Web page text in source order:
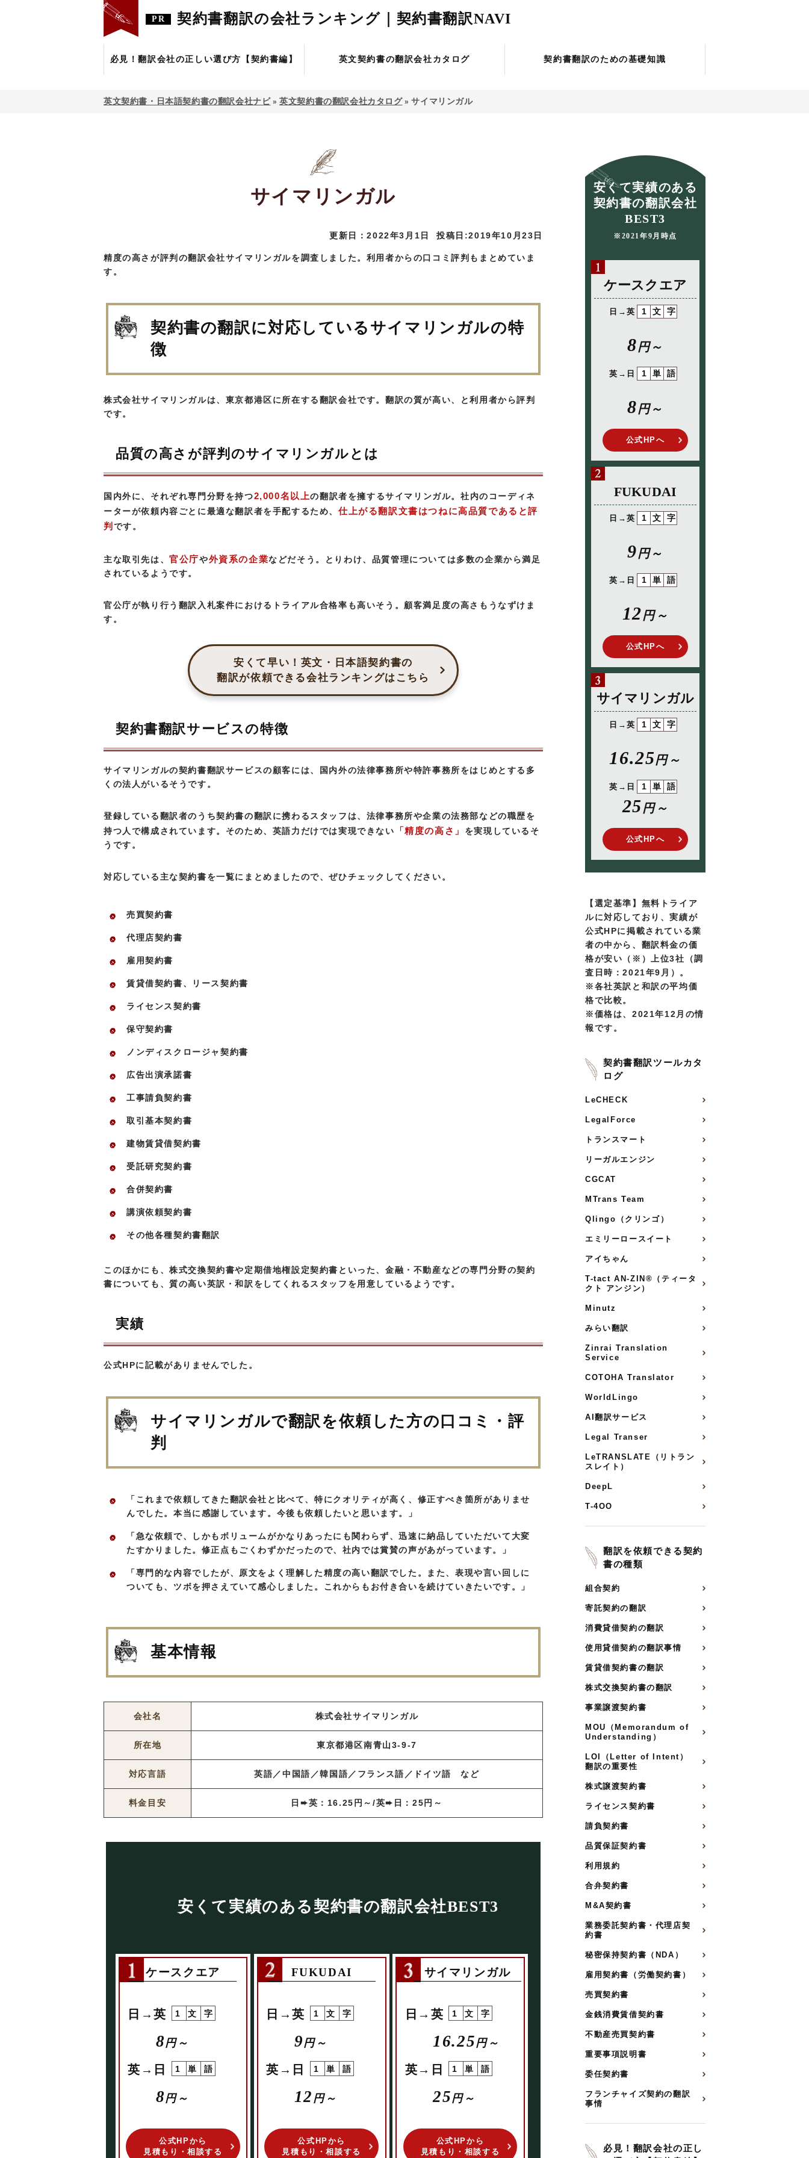
契約書翻訳の会社ランキング｜契約書翻訳NAVI
必見！翻訳会社の正しい選び方【契約書編】 英文契約書の翻訳会社カタログ 契約書翻訳のための基礎知識
英文契約書・日本語契約書の翻訳会社ナビ »英文契約書の翻訳会社カタログ »サイマリンガル
サイマリンガル
更新日：2022年3月1日 投稿日:2019年10月23日
精度の高さが評判の翻訳会社サイマリンガルを調査しました。利用者からの口コミ評判もまとめていま
す。
契約書の翻訳に対応しているサイマリンガルの特
徴
株式会社サイマリンガルは、東京都港区に所在する翻訳会社です。翻訳の質が高い、と利用者から評判
です。
品質の高さが評判のサイマリンガルとは
国内外に、それぞれ専門分野を持つ2,000名以上の翻訳者を擁するサイマリンガル。社内のコーディネ
ーターが依頼内容ごとに最適な翻訳者を手配するため、仕上がる翻訳文書はつねに高品質であると評
判 です。
主な取引先は、官公庁や外資系の企業などだそう。とりわけ、品質管理については多数の企業から満足
されているようです。
官公庁が執り行う翻訳入札案件におけるトライアル合格率も高いそう。顧客満足度の高さもうなずけま
す。
安くて早い！ 英文・日本語契約書の
翻訳が依頼できる会社ランキングはこちら
契約書翻訳サービスの特徴
サイマリンガルの契約書翻訳サービスの顧客には、国内外の法律事務所や特許事務所をはじめとする多
くの法人がいるそうです。
登録している翻訳者のうち契約書の翻訳に携わるスタッフは、法律事務所や企業の法務部などの職歴を
持つ人で構成されています。そのため、英語力だけでは実現できない
「精度の高さ」
を実現しているそ
うです。
対応している主な契約書を一覧にまとめましたので、ぜひチェックしてください。
売買契約書
代理店契約書
雇用契約書
賃貸借契約書、リース契約書
ライセンス契約書
保守契約書
ノンディスクロージャ契約書
広告出演承諾書
工事請負契約書
取引基本契約書
建物賃貸借契約書
受託研究契約書
合併契約書
講演依頼契約書
その他各種契約書翻訳
このほかにも、株式交換契約書や定期借地権設定契約書といった、金融・不動産などの専門分野の契約
書についても、質の高い英訳・和訳をしてくれるスタッフを用意しているようです。
実績
公式HPに記載がありませんでした。
サイマリンガルで翻訳を依頼した方の口コミ・評
判
「これまで依頼してきた翻訳会社と比べて、特にクオリティが高く、修正すべき箇所がありませ
んでした。本当に感謝しています。今後も依頼したいと思います。」
「急な依頼で、しかもボリュームがかなりあったにも関わらず、迅速に納品していただいて大変
たすかりました。修正点もごくわずかだったので、社内では賞賛の声があがっています。」
「専門的な内容でしたが、原文をよく理解した精度の高い翻訳でした。また、表現や言い回しに
ついても、ツボを押さえていて感心しました。これからもお付き合いを続けていきたいです。」
基本情報
会社名 株式会社サイマリンガル
所在地 東京都港区南青山3-9-7
対応言語 英語／中国語／韓国語／フランス語／ドイツ語 など
料金目安 日➨英：16.25円～/英➨日：25円～
安くて実績のある契約書の翻訳会社BEST3
ケースクエア
日→英 1文字
8円～
英→日 1単語
8円～
公式HPから
見積もり・相談する
FUKUDAI
日→英 1文字
9円～
英→日 1単語
12 円～
公式HPから
見積もり・相談する
サイマリンガル
日→英 1文字
16.25円～
英→日 1単語
25円～
公式HPから
見積もり・相談する
安くて実績のある
契約書の翻訳会社
BEST3
※2021年9月時点
ケースクエア
日→英 1文字
8円～
英→日 1単語
8円～
公式HPへ
FUKUDAI
日→英 1文字
9円～
英→日 1単語
12円～
公式HPへ
サイマリンガル
日→英 1文字
16.25円～
英→日 1単語
25円～
公式HPへ
【選定基準】無料トライア
ルに対応しており、実績が
公式HPに掲載されている業
者の中から、翻訳料金の価
格が安い（※）上位3社（調
査日時：2021年9月）。
※各社英訳と和訳の平均価
格で比較。
※価格は、2021年12月の情
報です。
契約書翻訳ツールカタ
ログ
LeCHECK
LegalForce
トランスマート
リーガルエンジン
CGCAT
MTrans Team
Qlingo（クリンゴ）
エミリーロースイート
アイちゃん
T-tact AN-ZIN®（ティータ
クト アンジン）
Minutz
みらい翻訳
Zinrai Translation
Service
COTOHA Translator
WorldLingo
AI翻訳サービス
Legal Transer
LeTRANSLATE（リトラン
スレイト）
DeepL
T-4OO
翻訳を依頼できる契約
書の種類
組合契約
寄託契約の翻訳
消費貸借契約の翻訳
使用貸借契約の翻訳事情
賃貸借契約書の翻訳
株式交換契約書の翻訳
事業譲渡契約書
MOU（Memorandum of
Understanding）
LOI（Letter of Intent）
翻訳の重要性
株式譲渡契約書
ライセンス契約書
請負契約書
品質保証契約書
利用規約
合弁契約書
M&A契約書
業務委託契約書・代理店契
約書
秘密保持契約書（NDA）
雇用契約書（労働契約書）
売買契約書
金銭消費賃借契約書
不動産売買契約書
重要事項説明書
委任契約書
フランチャイズ契約の翻訳
事情
必見！翻訳会社の正し